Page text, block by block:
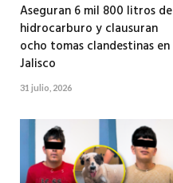
Aseguran 6 mil 800 litros de
hidrocarburo y clausuran
ocho tomas clandestinas en
Jalisco
31 julio, 2026